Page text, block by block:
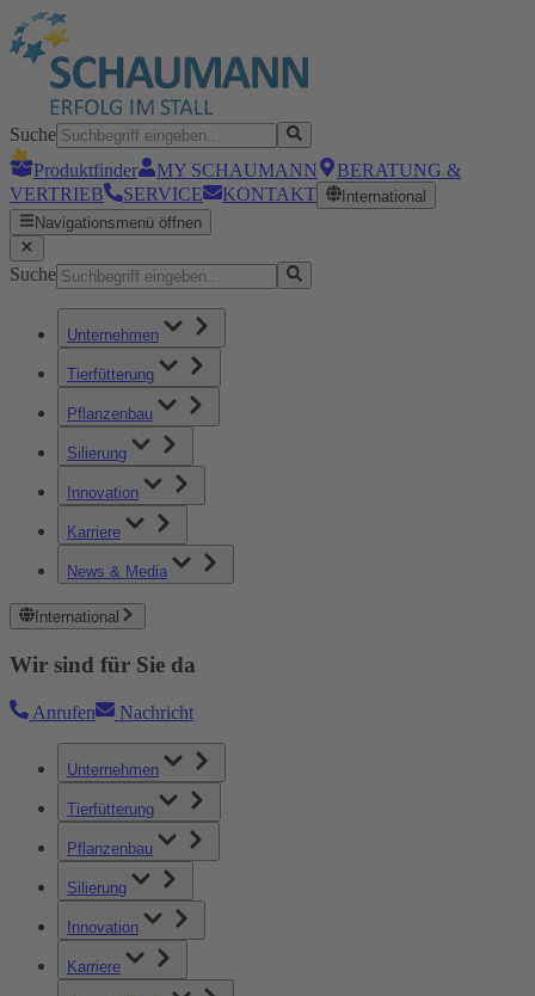
Suche
Produktfinder
MY SCHAUMANN
BERATUNG &
VERTRIEB
SERVICE KONTAKT
International
Navigationsmenü öffnen
Suche
Unternehmen
Tierfütterung
Pflanzenbau
Silierung
Innovation
Karriere
News & Media
International
Wir sind für Sie da
Anrufen Nachricht
Unternehmen
Tierfütterung
Pflanzenbau
Silierung
Innovation
Karriere